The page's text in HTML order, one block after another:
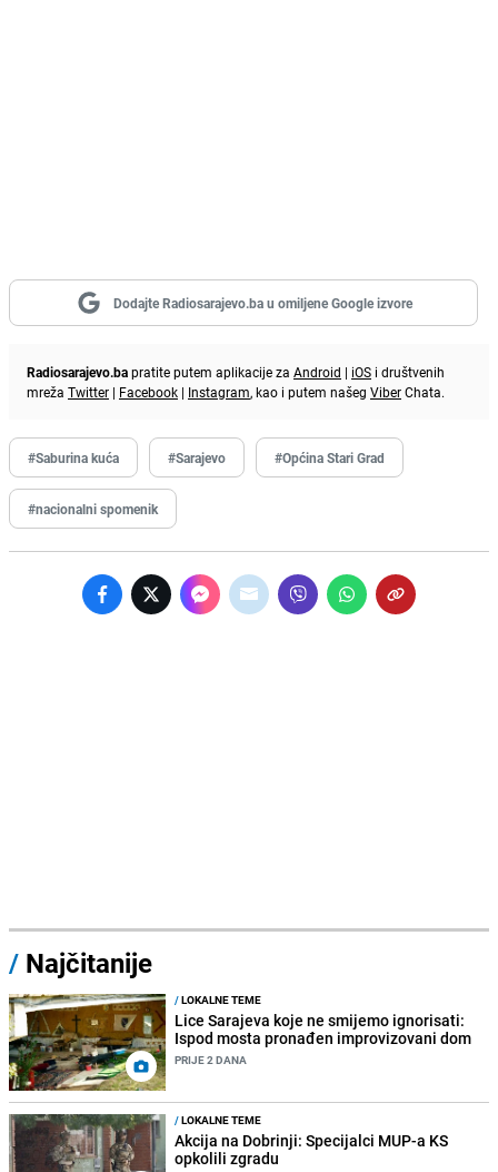
Dodajte Radiosarajevo.ba u omiljene Google izvore
Radiosarajevo.bapratite putem aplikacije za Android | iOS i društvenih
mreža Twitter | Facebook | Instagram, kao i putem našeg ViberChata.
#Saburina kuća #Sarajevo #Općina Stari Grad
#nacionalni spomenik
/ Najčitanije
/LOKALNE TEME
Lice Sarajeva koje ne smijemo ignorisati:
Ispod mosta pronađen improvizovani dom
PRIJE 2 DANA
/LOKALNE TEME
Akcija na Dobrinji: Specijalci MUP-a KS
opkolili zgradu